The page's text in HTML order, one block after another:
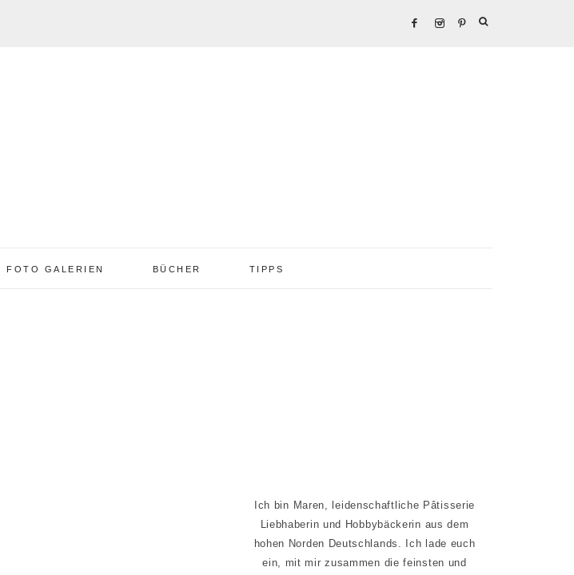
FOTO GALERIEN BÜCHER TIPPS
Ich bin Maren, leidenschaftliche Pâtisserie
Liebhaberin und Hobbybäckerin aus dem
hohen Norden Deutschlands. Ich lade euch
ein, mit mir zusammen die feinsten und